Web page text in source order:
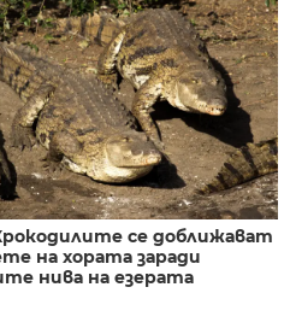
се доближават
на хората заради
нива на езерата